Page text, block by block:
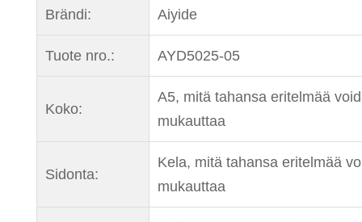
Brändi: Aiyide
Tuote nro.: AYD5025-05
Koko:
A5, mitä tahansa eritelmää
mukauttaa
Sidonta:
Kela, mitä tahansa eritelmää
mukauttaa